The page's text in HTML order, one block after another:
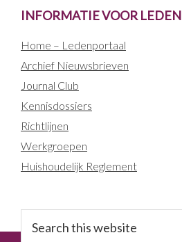
INFORMATIE VOOR LEDEN
Home – Ledenportaal
Archief Nieuwsbrieven
Journal Club
Kennisdossiers
Richtlijnen
Werkgroepen
Huishoudelijk Reglement
this